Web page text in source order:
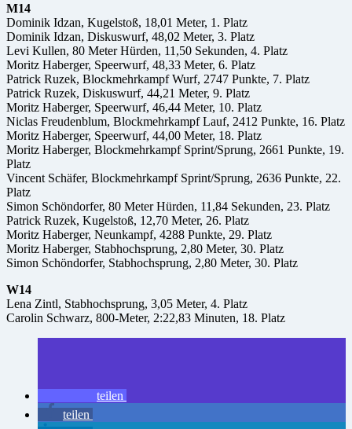
M14
Dominik Idzan, Kugelstoß, 18,01 Meter, 1. Platz
Dominik Idzan, Diskuswurf, 48,02 Meter, 3. Platz
Levi Kullen, 80 Meter Hürden, 11,50 Sekunden, 4. Platz
Moritz Haberger, Speerwurf, 48,33 Meter, 6. Platz
Patrick Ruzek, Blockmehrkampf Wurf, 2747 Punkte, 7. Platz
Patrick Ruzek, Diskuswurf, 44,21 Meter, 9. Platz
Moritz Haberger, Speerwurf, 46,44 Meter, 10. Platz
Niclas Freudenblum, Blockmehrkampf Lauf, 2412 Punkte, 16. Platz
Moritz Haberger, Speerwurf, 44,00 Meter, 18. Platz
Moritz Haberger, Blockmehrkampf Sprint/Sprung, 2661 Punkte, 19.
Platz
Vincent Schäfer, Blockmehrkampf Sprint/Sprung, 2636 Punkte, 22.
Platz
Simon Schöndorfer, 80 Meter Hürden, 11,84 Sekunden, 23. Platz
Patrick Ruzek, Kugelstoß, 12,70 Meter, 26. Platz
Moritz Haberger, Neunkampf, 4288 Punkte, 29. Platz
Moritz Haberger, Stabhochsprung, 2,80 Meter, 30. Platz
Simon Schöndorfer, Stabhochsprung, 2,80 Meter, 30. Platz
W14
Lena Zintl, Stabhochsprung, 3,05 Meter, 4. Platz
Carolin Schwarz, 800-Meter, 2:22,83 Minuten, 18. Platz
teilen
teilen